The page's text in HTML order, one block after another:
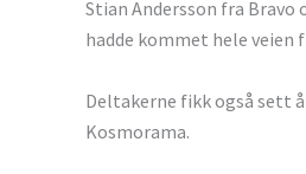
Stian Andersson fra
hadde kommet hele veien
Deltakerne fikk også sett
Kosmorama.